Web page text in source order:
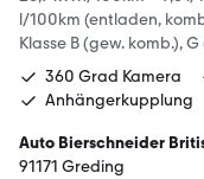
l/100km (entladen,
Klasse B (gew. komb.),
360 Grad Kamera
Anhängerkupplung
Auto Bierschneider
91171 Greding